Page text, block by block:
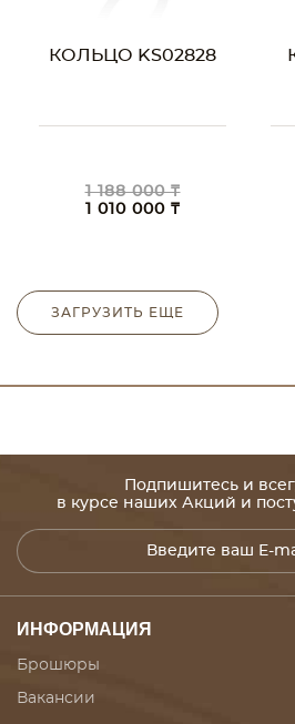
КОЛЬЦО KS02828
1 188 000 ₸
1 010 000 ₸
ЗАГРУЗИТЬ ЕЩЕ
Подпишитесь и
в курсе наших Акций и
ИНФОРМАЦИЯ
Брошюры
Вакансии